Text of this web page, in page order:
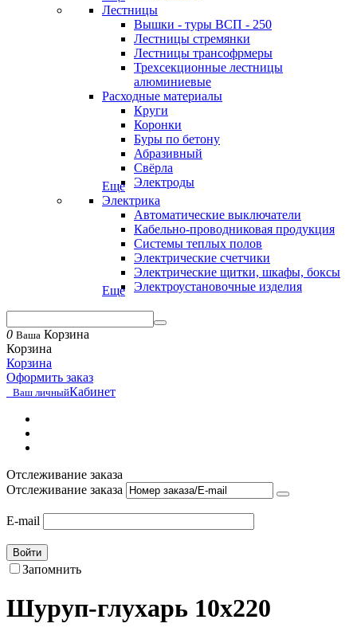
Лестницы
Вышки - туры ВСП - 250
Лестницы стремянки
Лестницы трансофрмеры
Трехсекционные лестницы
алюминиевые
Расходные материалы
Круги
Коронки
Буры по бетону
Абразивный
Свёрла
Электроды
Еще
Электрика
Автоматические выключатели
Кабельно-проводниковая продукция
Системы теплых полов
Электрические счетчики
Электрические щитки, шкафы, боксы
Электроустановочные изделия
Еще
0 Ваша Корзина
Корзина
Корзина
Оформить заказ
Ваш личныйКабинет
Отслеживание заказа
Отслеживание заказа
E-mail
Войти
Запомнить
Шуруп-глухарь 10х220